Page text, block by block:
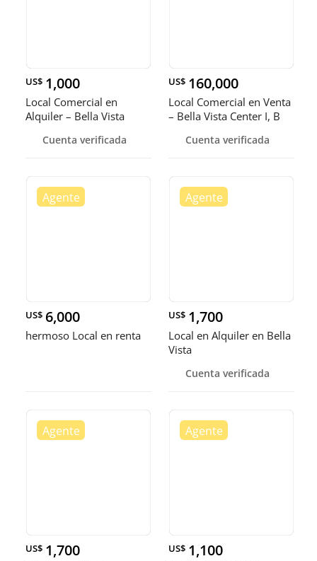
US$ 1,000
Local Comercial en
Alquiler – Bella Vista
Cuenta verificada
US$ 160,000
Local Comercial en Venta
– Bella Vista Center I, B
Cuenta verificada
US$ 6,000
hermoso Local en renta
US$ 1,700
Local en Alquiler en Bella
Vista
Cuenta verificada
US$ 1,700 US$ 1,100